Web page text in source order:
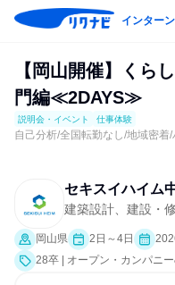
インターン
【岡山開催】くら
門編≪2DAYS≫
説明会・イベント 仕事体験
自己分析/全国転勤なし/地域密着
セキスイハイム
建築設計、建設・
岡山県 2日～4日
28卒 | オープン・カンパニ